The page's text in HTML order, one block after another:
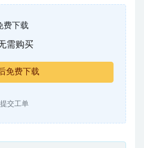
费下载
需购买
免费下载
交工单